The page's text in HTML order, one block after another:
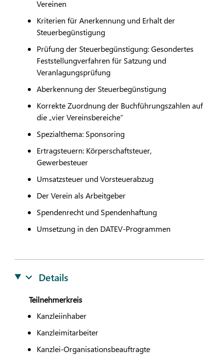
Vereinen
Kriterien für Anerkennung und Erhalt der
Steuerbegünstigung
Prüfung der Steuerbegünstigung: Gesondertes
Feststellungverfahren für Satzung und
Veranlagungsprüfung
Aberkennung der Steuerbegünstigung
Korrekte Zuordnung der Buchführungszahlen auf
die „vier Vereinsbereiche“
Spezialthema: Sponsoring
Ertragsteuern: Körperschaftsteuer,
Gewerbesteuer
Umsatzsteuer und Vorsteuerabzug
Der Verein als Arbeitgeber
Spendenrecht und Spendenhaftung
Umsetzung in den DATEV-Programmen
Details
Teilnehmerkreis
Kanzleiinhaber
Kanzleimitarbeiter
Kanzlei-Organisationsbeauftragte